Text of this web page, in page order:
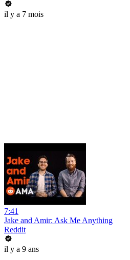
il y a 7 mois
7:41
Jake and Amir: Ask Me Anything
Reddit
il y a 9 ans